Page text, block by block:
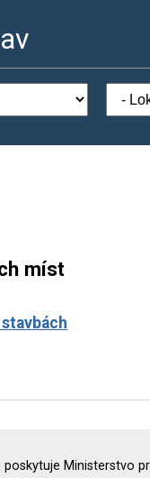
míst
Ministerstvo